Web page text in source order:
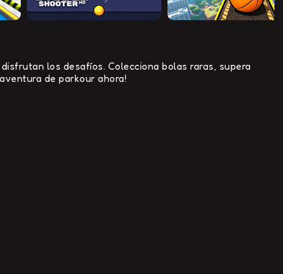
los desafíos. Colecciona bolas raras, supera
de parkour ahora!